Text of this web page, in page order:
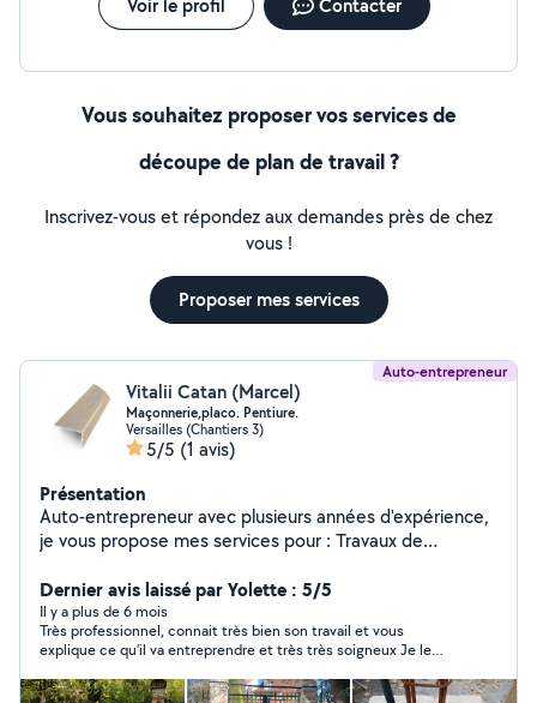
Contactez-nous dès maintenant pour un devis gratuit et
Voir le profil Contacter
Vous souhaitez proposer vos services de
découpe de plan de travail ?
Inscrivez-vous et répondez aux demandes près de chez
vous !
Proposer mes services
Auto-entrepreneur
Vitalii Catan (Marcel)
Maçonnerie,placo. Pentiure.
Versailles (Chantiers 3)
5/5 (1 avis)
Présentation
Auto-entrepreneur avec plusieurs années d'expérience,
je vous propose mes services pour : Travaux de
intérieures de qualité, Travaux de plâtrerie, Réalisation
et rénovation de façades. Je travaille avec sérieux,
rapidité et souci du détail afin de garantir un résultat
propre et durable. Devis gratuit prix compétitifs.
N'hésitez pas à me contacter pour vos projets !
Dernier avis laissé par Yolette : 5/5
Il y a plus de 6 mois
Très professionnel, connait très bien son travail et vous
explique ce qu'il va entreprendre et très très soigneux Je le